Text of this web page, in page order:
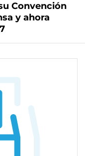
Convención
y ahora